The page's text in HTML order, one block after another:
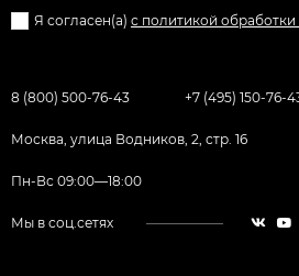
Я согласен(a) с политикой
8 (800) 500-76-43 +7 (495) 150-76-
Москва, улица Водников, 2, стр. 16
Пн-Вс 09:00—18:00
Мы в соц.сетях